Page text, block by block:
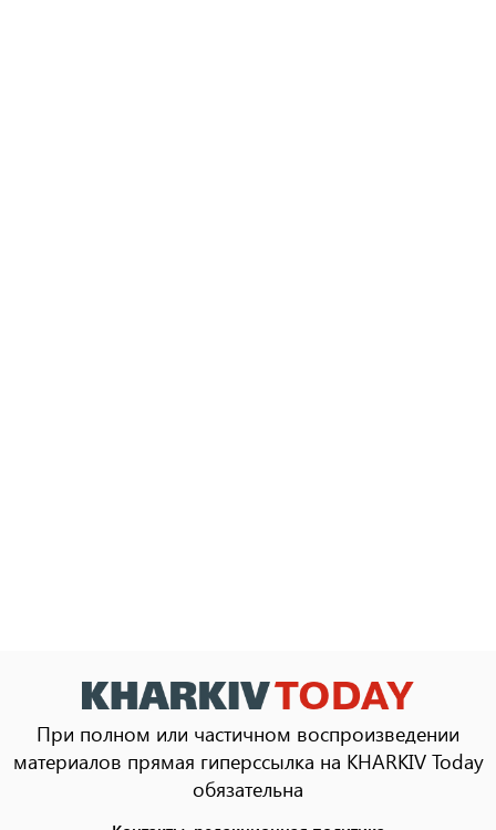
При полном или частичном воспроизведении
материалов прямая гиперссылка на KHARKIV Today
обязательна